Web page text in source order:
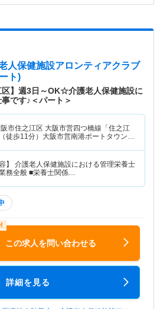
人保健施設アロンティアクラブ
ト)
区】週3日～OK☆介護老人保健施設に
です♪＜パート＞
市住之江区 大阪市営四つ橋線「住之江
徒歩11分）大阪市営南港ポートタウン線
容】 介護老人保健施設における管理栄養士
務全般 ■栄養士関係…
この求人を問い合わせる
詳細を見る